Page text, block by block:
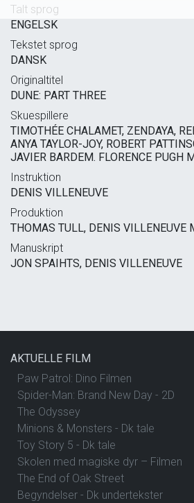
Talt sprog
ENGELSK
Tekstet sprog
DANSK
Originaltitel
DUNE: PART THREE
Skuespillere
TIMOTHÉE CHALAMET, ZENDAYA,
ANYA TAYLOR-JOY, ROBERT
JAVIER BARDEM. FLORENCE PUGH
Instruktion
DENIS VILLENEUVE
Produktion
THOMAS TULL, DENIS VILLENEUVE
Manuskript
JON SPAIHTS, DENIS VILLENEUVE
AKTUELLE FILM
Paw Patrol: Dino Filmen
Spider-Man: Brand New Day - 2D
The Odyssey
Minions & Monsters - Dk tale
Toy Story 5 - Dk tale
Skolen med magiske dyr – Filmen
The End of Oak Street
Begyndelser - Dk undertekster